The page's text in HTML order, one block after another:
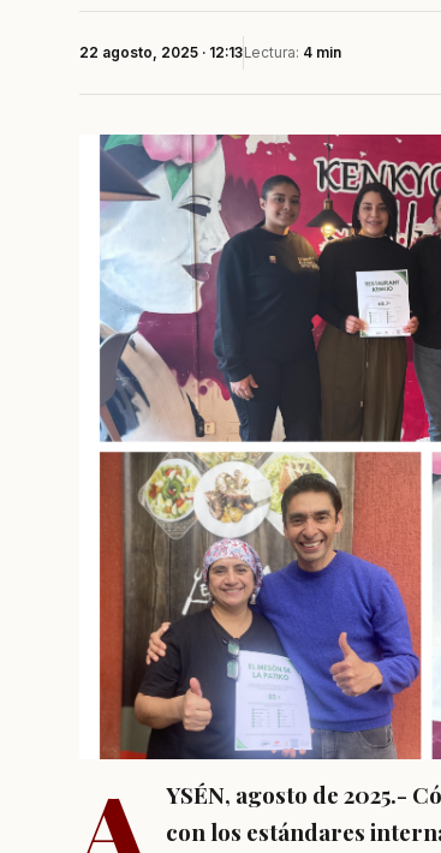
22 agosto, 2025 · 12:13Lectura: 4 min
YSÉN, agosto de 2025.-
con los estándares